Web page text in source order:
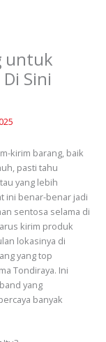
untuk
Sini
kirim barang, baik
pasti tahu
yang lebih
ini benar-benar jadi
sentosa selama di
kirim produk
lokasinya di
yang top
Tondiraya. Ini
yang
banyak